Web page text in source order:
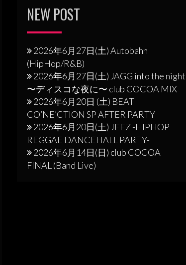
NEW POST
2026年6月27日(土) Autobahn
(HipHop/R&B)
2026年6月27日(土) JAGG into the night
〜ディスコな夜に〜 club COCOA MIX
2026年6月20日 (土) BEAT
CO’NE’CTION SP AFTER PARTY
2026年6月20日(土) JEEZ -HIPHOP
REGGAE DANCEHALL PARTY-
2026年6月14日(日) club COCOA
FINAL (Band Live)